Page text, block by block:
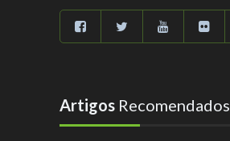
Artigos Recomendados